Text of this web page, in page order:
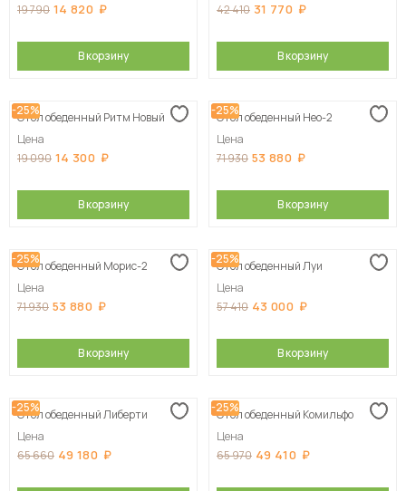
19 790 14 820
В корзину
42 410 31 770
В корзину
-25%
Стол обеденный Ритм Новый
Цена
19 090 14 300
В корзину
-25%
Стол обеденный Нео-2
Цена
71 930 53 880
В корзину
-25%
Стол обеденный Морис-2
Цена
71 930 53 880
В корзину
-25%
Стол обеденный Луи
Цена
57 410 43 000
В корзину
-25%
Стол обеденный Либерти
Цена
65 660 49 180
-25%
Стол обеденный Комильфо
Цена
65 970 49 410